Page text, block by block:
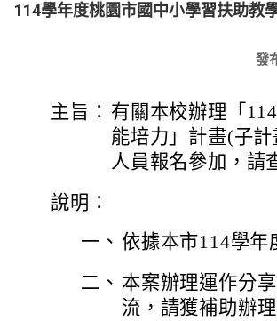
114學年度桃園市國中小學習扶助教
發
主旨： 有關本校辦理「
能培力」計畫(子
人員報名參加，請
說明：
一、 依據本市114學年
二、 本案辦理運作分
流，請獲補助辦